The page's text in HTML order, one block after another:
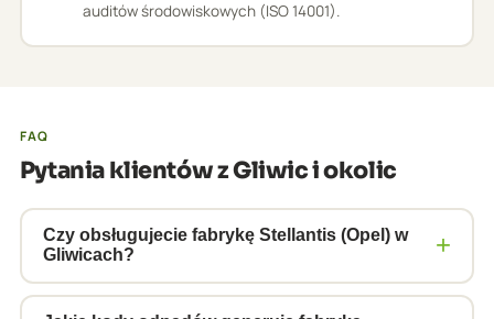
auditów środowiskowych (ISO 14001).
FAQ
Pytania klientów z Gliwic i okolic
Czy obsługujecie fabrykę Stellantis (Opel) w
Gliwicach?
+
Tak, obsługujemy zakłady automotive w